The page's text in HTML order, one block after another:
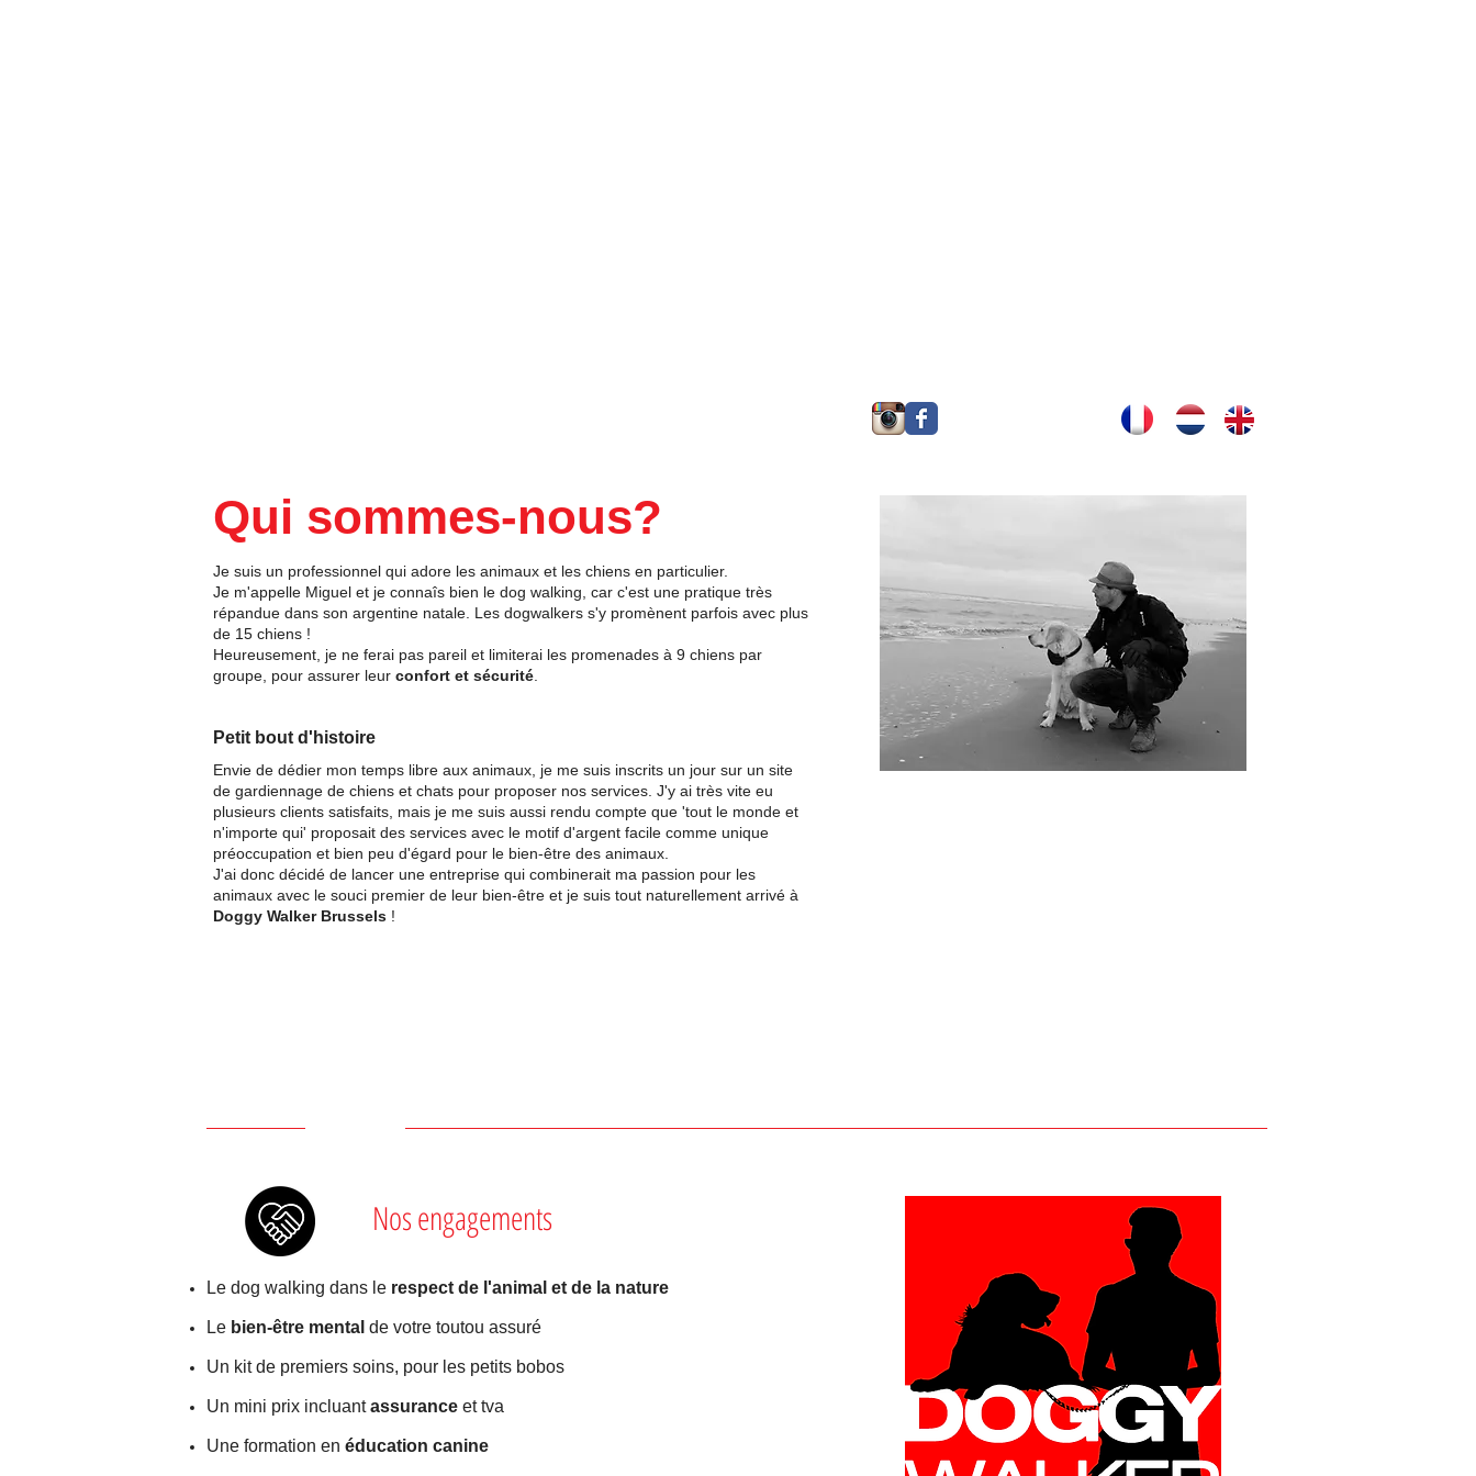
​Qui sommes-nous?
Je suis un professionnel qui adore les animaux et les chiens en particulier.
Je m'appelle Miguel et je connaîs bien le dog walking, car c'est une pratique très
répandue dans son argentine natale. Les dogwalkers s'y promènent parfois avec plus
de 15 chiens !
Heureusement, je ne ferai pas pareil et limiterai les promenades à 9 chiens par
groupe, pour assurer leur confort et sécurité
Petit bout d'histoire
Envie de dédier mon temps libre aux animaux, je me suis inscrits un jour sur un site
de gardiennage de chiens et chats pour proposer nos services. J'y ai très vite eu
plusieurs clients satisfaits, mais je me suis aussi rendu compte que 'tout le monde et
n'importe qui' proposait des services avec le motif d'argent facile comme unique
préoccupation et bien peu d'égard pour le bien-être des animaux.
J'ai donc décidé de lancer une entreprise qui combinerait ma passion pour les
animaux avec le souci premier de leur bien-être et je suis tout naturellement arrivé à
Doggy Walker Brussels !
Nos engagements
Le dog walking dans le respect de l'animal et de la nature
Le bien-être mental de votre toutou assuré
Un kit de premiers soins, pour les petits bobos
Un mini prix incluantassurance et tva
Une formation en éducation canine
Brussels est le site des
professionnels du dog
walking et du pet
sitting.